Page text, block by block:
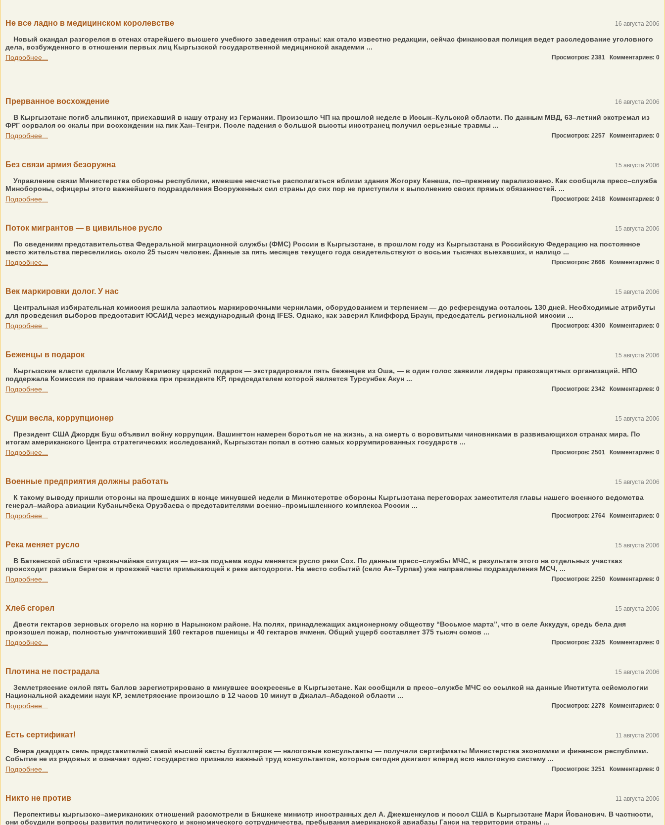
Не все ладно в медицинском королевстве 16 августа 2006
Новый скандал разгорелся в стенах старейшего высшего учебного заведения страны: как стало известно редакции, сейчас финансовая полиция ведет расследование уголовного
дела, возбужденного в отношении первых лиц Кыргызской государственной медицинской академии ...
Подробнее...
Просмотров: 2381 Комментариев: 0
Прерванное восхождение 16 августа 2006
В Кыргызстане погиб альпинист, приехавший в нашу страну из Германии. Произошло ЧП на прошлой неделе в Иссык–Кульской области. По данным МВД, 63–летний экстремал из
ФРГ сорвался со скалы при восхождении на пик Хан–Тенгри. После падения с большой высоты иностранец получил серьезные травмы ...
Подробнее...
Просмотров: 2257 Комментариев: 0
Без связи армия безоружна 15 августа 2006
Управление связи Министерства обороны республики, имевшее несчастье располагаться вблизи здания Жогорку Кенеша, по–прежнему парализовано. Как сообщила пресс–служба
Минобороны, офицеры этого важнейшего подразделения Вооруженных сил страны до сих пор не приступили к выполнению своих прямых обязанностей. ...
Подробнее...
Просмотров: 2418 Комментариев: 0
Поток мигрантов — в цивильное русло 15 августа 2006
По сведениям представительства Федеральной миграционной службы (ФМС) России в Кыргызстане, в прошлом году из Кыргызстана в Российскую Федерацию на постоянное
место жительства переселились около 25 тысяч человек. Данные за пять месяцев текущего года свидетельствуют о восьми тысячах выехавших, и налицо ...
Подробнее...
Просмотров: 2666 Комментариев: 0
Век маркировки долог. У нас 15 августа 2006
Центральная избирательная комиссия решила запастись маркировочными чернилами, оборудованием и терпением — до референдума осталось 130 дней. Необходимые атрибуты
для проведения выборов предоставит ЮСАИД через международный фонд IFES. Однако, как заверил Клиффорд Браун, председатель региональной миссии ...
Подробнее...
Просмотров: 4300 Комментариев: 0
Беженцы в подарок 15 августа 2006
Кыргызские власти сделали Исламу Каримову царский подарок — экстрадировали пять беженцев из Оша, — в один голос заявили лидеры правозащитных организаций. НПО
поддержала Комиссия по правам человека при президенте КР, председателем которой является Турсунбек Акун ...
Подробнее...
Просмотров: 2342 Комментариев: 0
Суши весла, коррупционер 15 августа 2006
Президент США Джордж Буш объявил войну коррупции. Вашингтон намерен бороться не на жизнь, а на смерть с воровитыми чиновниками в развивающихся странах мира. По
итогам американского Центра стратегических исследований, Кыргызстан попал в сотню самых коррумпированных государств ...
Подробнее...
Просмотров: 2501 Комментариев: 0
Военные предприятия должны работать 15 августа 2006
К такому выводу пришли стороны на прошедших в конце минувшей недели в Министерстве обороны Кыргызстана переговорах заместителя главы нашего военного ведомства
генерал–майора авиации Кубанычбека Орузбаева с представителями военно–промышленного комплекса России ...
Подробнее...
Просмотров: 2764 Комментариев: 0
Река меняет русло 15 августа 2006
В Баткенской области чрезвычайная ситуация — из–за подъема воды меняется русло реки Сох. По данным пресс–службы МЧС, в результате этого на отдельных участках
происходит размыв берегов и проезжей части примыкающей к реке автодороги. На место событий (село Ак–Турпак) уже направлены подразделения МСЧ, ...
Подробнее...
Просмотров: 2250 Комментариев: 0
Хлеб сгорел 15 августа 2006
Двести гектаров зерновых сгорело на корню в Нарынском районе. На полях, принадлежащих акционерному обществу “Восьмое марта”, что в селе Аккудук, средь бела дня
произошел пожар, полностью уничтоживший 160 гектаров пшеницы и 40 гектаров ячменя. Общий ущерб составляет 375 тысяч сомов ...
Подробнее...
Просмотров: 2325 Комментариев: 0
Плотина не пострадала 15 августа 2006
Землетрясение силой пять баллов зарегистрировано в минувшее воскресенье в Кыргызстане. Как сообщили в пресс–службе МЧС со ссылкой на данные Института сейсмологии
Национальной академии наук КР, землетрясение произошло в 12 часов 10 минут в Джалал–Абадской области ...
Подробнее...
Просмотров: 2278 Комментариев: 0
Есть сертификат! 11 августа 2006
Вчера двадцать семь представителей самой высшей касты бухгалтеров — налоговые консультанты — получили сертификаты Министерства экономики и финансов республики.
Событие не из рядовых и означает одно: государство признало важный труд консультантов, которые сегодня двигают вперед всю налоговую систему ...
Подробнее...
Просмотров: 3251 Комментариев: 0
Никто не против 11 августа 2006
Перспективы кыргызско–американских отношений рассмотрели в Бишкеке министр иностранных дел А. Джекшенкулов и посол США в Кыргызстане Мари Йованович. В частности,
они обсудили вопросы развития политического и экономического сотрудничества, пребывания американской авиабазы Ганси на территории страны ...